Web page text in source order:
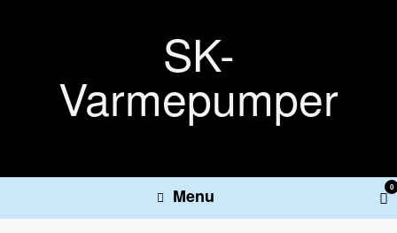
SK-
Varmepumper
Menu 0